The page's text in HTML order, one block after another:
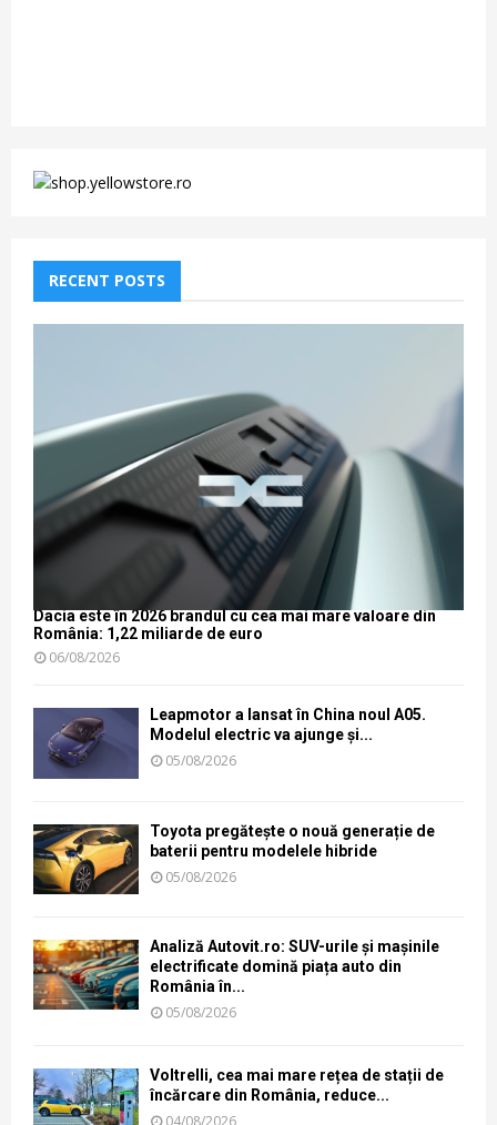
RECENT POSTS
Dacia este în 2026 brandul cu cea mai mare valoare din
România: 1,22 miliarde de euro
06/08/2026
Leapmotor a lansat în China noul A05.
Modelul electric va ajunge și...
05/08/2026
Toyota pregătește o nouă generație de
baterii pentru modelele hibride
05/08/2026
Analiză Autovit.ro: SUV-urile și mașinile
electrificate domină piața auto din
România în...
05/08/2026
Voltrelli, cea mai mare rețea de stații de
încărcare din România, reduce...
04/08/2026